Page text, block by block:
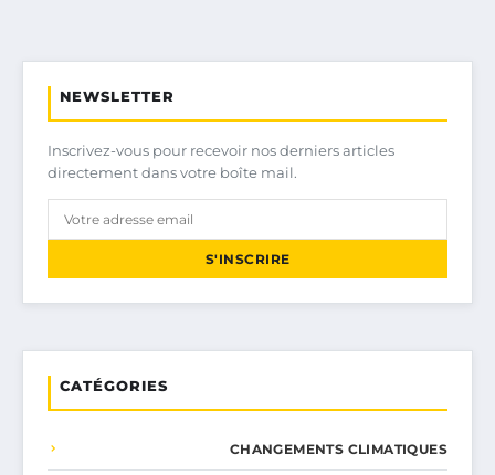
NEWSLETTER
Inscrivez-vous pour recevoir nos derniers articles
directement dans votre boîte mail.
S'INSCRIRE
CATÉGORIES
CHANGEMENTS CLIMATIQUES